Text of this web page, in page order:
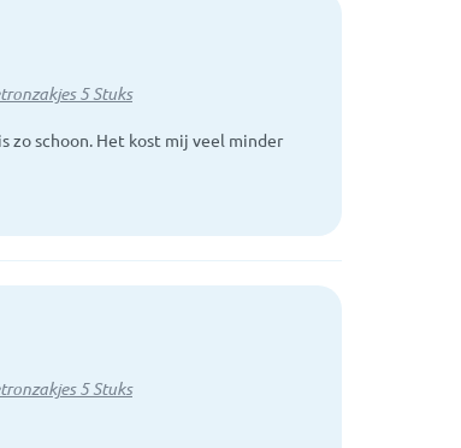
5 Stuks
zo schoon. Het kost mij veel minder
5 Stuks